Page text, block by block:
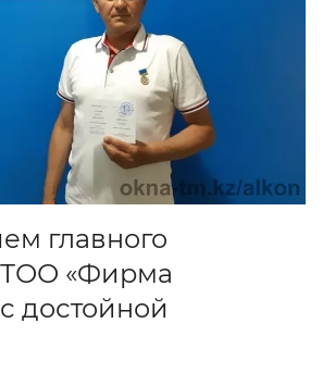
главного
«Фирма
достойной